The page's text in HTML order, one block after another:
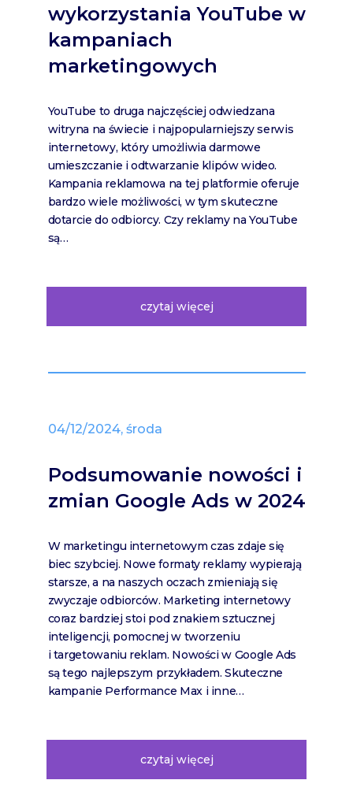
wykorzystania YouTube w
kampaniach
marketingowych
YouTube to druga najczęściej odwiedzana
witryna na świecie i najpopularniejszy serwis
internetowy, który umożliwia darmowe
umieszczanie i odtwarzanie klipów wideo.
Kampania reklamowa na tej platformie oferuje
bardzo wiele możliwości, w tym skuteczne
dotarcie do odbiorcy. Czy reklamy na YouTube
są…
czytaj więcej
04/12/2024, środa
Podsumowanie nowości i
zmian Google Ads w 2024
W marketingu internetowym czas zdaje się
biec szybciej. Nowe formaty reklamy wypierają
starsze, a na naszych oczach zmieniają się
zwyczaje odbiorców. Marketing internetowy
coraz bardziej stoi pod znakiem sztucznej
inteligencji, pomocnej w tworzeniu
i targetowaniu reklam. Nowości w Google Ads
są tego najlepszym przykładem. Skuteczne
kampanie Performance Max i inne…
czytaj więcej